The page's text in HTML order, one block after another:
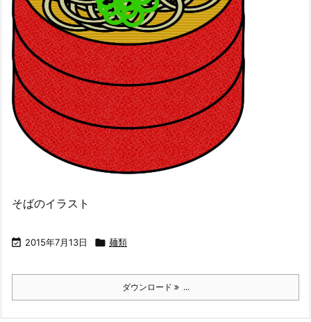
そばのイラスト
 2015年7月13日  麺類
ダウンロード ...